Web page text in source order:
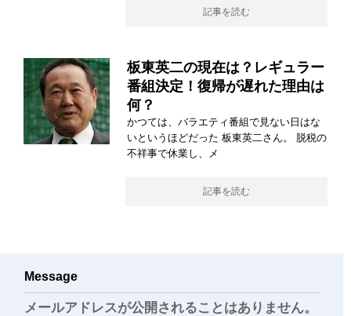
記事を読む
板東英二の現在は？レギュラー
番組決定！復帰が遅れた理由は
何？
かつては、バラエティ番組で見ない日はな
いというほどだった 板東英二さん。 脱税の
不祥事で休業し、メ
記事を読む
Message
メールアドレスが公開されることはありません。